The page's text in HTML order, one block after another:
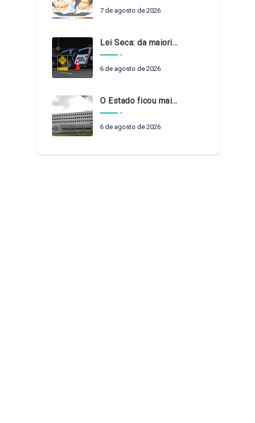
7 de agosto de 2026
Lei Seca: da maioridade à maturidade
6 de agosto de 2026
O Estado ficou mais complexo. O controle precisa acompanhar
6 de agosto de 2026